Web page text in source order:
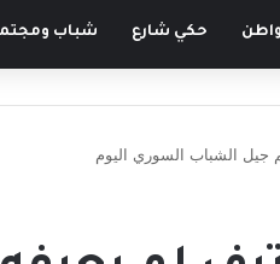
حكي شارع شباب
جيل الشباب السوري اليوم